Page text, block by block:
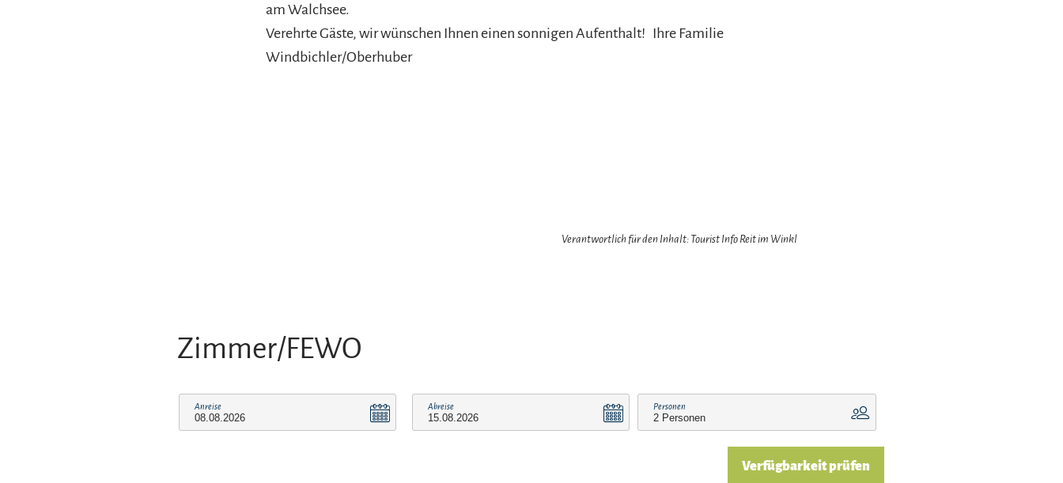
am Walchsee.
Verehrte Gäste, wir wünschen Ihnen einen sonnigen Aufenthalt! Ihre Familie
Windbichler/Oberhuber
Verantwortlich für den Inhalt: Tourist Info Reit im Winkl
Zimmer/FEWO
Anreise Abreise Personen
Verfügbarkeit prüfen